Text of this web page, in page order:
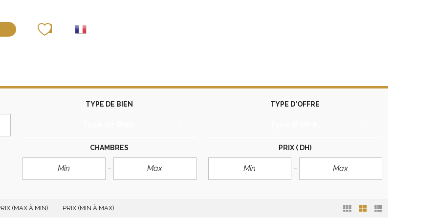
TYPE DE BIEN TYPE D'OFFRE
CHAMBRES PRIX ( DH)
(MAX À MIN) PRIX (MIN À MAX)